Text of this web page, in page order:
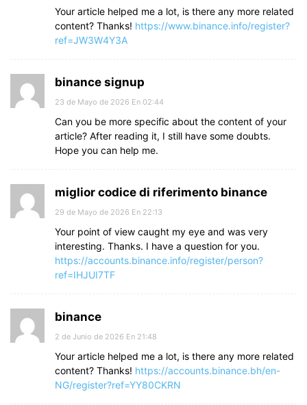
Your article helped me a lot, is there any more related
content? Thanks! https://www.binance.info/register?
ref=JW3W4Y3A
binance signup
23 de Mayo de 2026 En 02:44
Can you be more specific about the content of your
article? After reading it, I still have some doubts.
Hope you can help me.
miglior codice di riferimento binance
29 de Mayo de 2026 En 22:13
Your point of view caught my eye and was very
interesting. Thanks. I have a question for you.
https://accounts.binance.info/register/person?
ref=IHJUI7TF
binance
2 de Junio de 2026 En 21:48
Your article helped me a lot, is there any more related
content? Thanks! https://accounts.binance.bh/en-
NG/register?ref=YY80CKRN